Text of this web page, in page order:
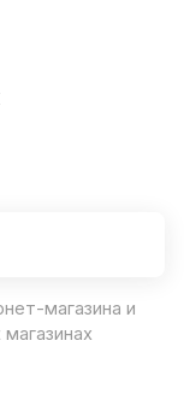
магазина и